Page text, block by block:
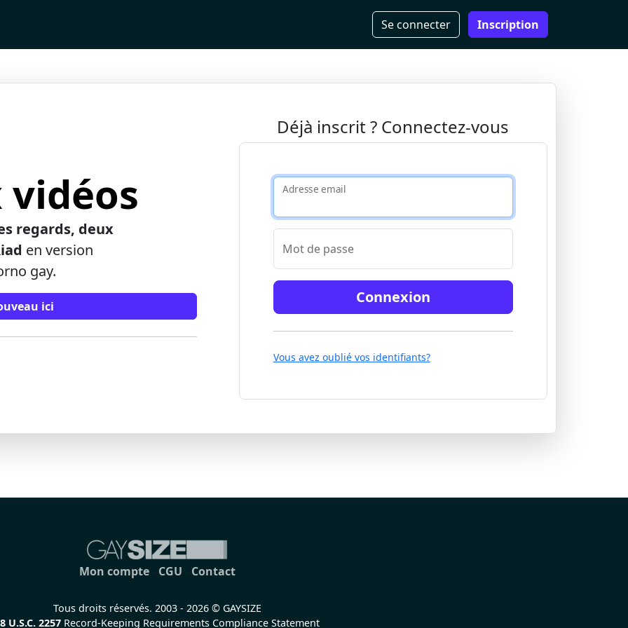
Se connecter Inscription
vidéos
regards, deux
en version
gay.
ici
Déjà inscrit ? Connectez-vous
Adresse email
Mot de passe
Connexion
Vous avez oublié vos identifiants?
Mon compte- CGU Contact
Tous droits réservés. 2003 - 2026 © GAYSIZE
U.S.C. 2257 Record-Keeping Requirements Compliance Statement